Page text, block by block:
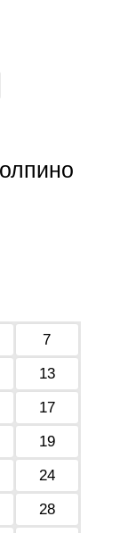
7
13
17
19
24
28